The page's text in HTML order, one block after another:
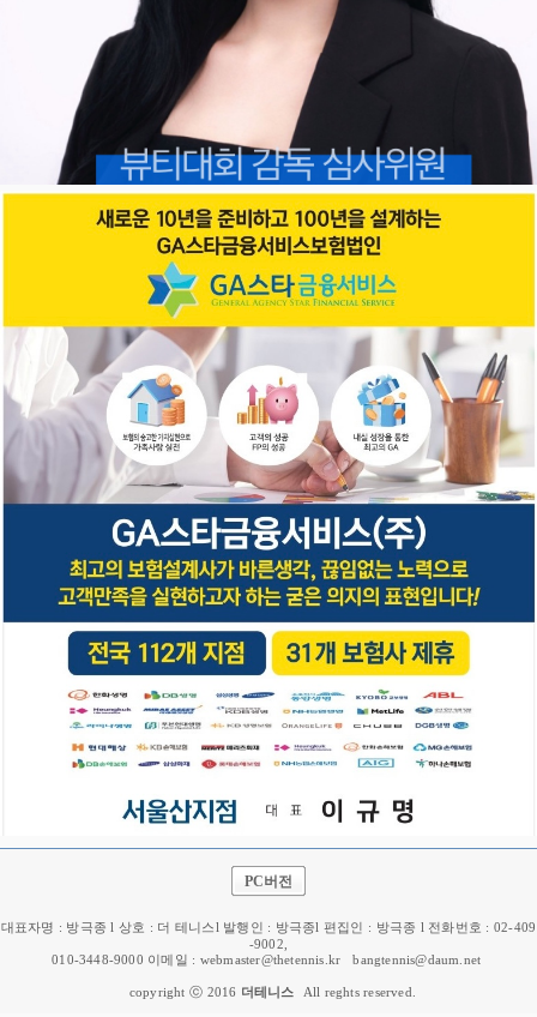
PC버전
대표자명 : 방극종 l 상호 : 더 테니스l 발행인 : 방극종l 편집인 : 방극종 l 전화번호 : 02-409
-9002,
010-3448-9000 이메일 : webmaster@thetennis.krbangtennis@daum.net
copyright ⓒ 2016 더테니스 All reghts reserved.